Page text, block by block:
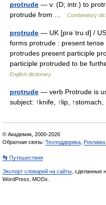
protrude — v. (D; intr.) to
protrude from …
Combinatory
protrude — UK [prəˈtruːd] /
forms protrude : present
protrudes present participle
participle protruded to be
English dictionary
protrude — verb Protrude is
subject: ↑knife, ↑lip,
© Академик, 2000-2026
Обратная связь: Техподдержка Реклама
👣 Путешествия
Экспорт словарей на сайты , сделанные
WordPress, MODx.